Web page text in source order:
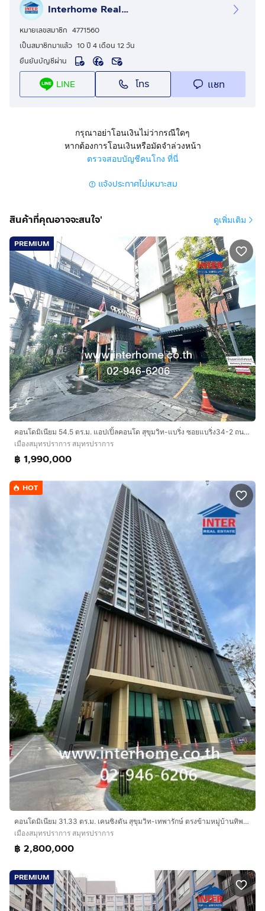
รายละเอียด
ใกล้วัดด่าน ไบเทคบางนา เซ็นทรัลบางนา แม็คโคร บิ๊กซี เทส
โก้โลตัสเอ็กซ์เพรส
กัญญาเฮ้าส์ แมนชั่น 1 (Kanya House Mansion 1) ขาย
คอนโดมิเนียม
สุขุมวิท ถนนด่านสำโรง ตำบลสำโรงเหนือ อำเภอเมือง
สมุทรปราการ จังหวัดสมุทรปราการ
คอนโดติดถนน อยู่ชั้น 2 ห้องมุม ขายถูกมาก
หน้ากว้าง 4 เมตร ลึก 9.5 เมตร โดยประมาณ
ทำเลดีสถานที่ใกล้เคียง :
ใกล้วัดด่าน ไบเทคบางนา เซ็นทรัลบางนา แม็คโคร บิ๊กซี เทส
โก้โลตัสเอ็กซ์เพรส ด่านสำโรง ซีเจซูเปอร์มาร์เก็ต วัดด่าน
สำโรง รร.อนุบาลเทพารักษ์ รร.สิริวุฒิวิทยา รร.มหาภาพ
กระจาดทองอุปถัมภ์ รพ.สำโรงการแพทย์ รพ.มนารมย์ บิ๊กซี
สำโรง อิมพีเรียลเวิลด์ สำโรง
การเดินทางสะดวก :
เข้าออกทางถนนซอยสุขุมวิท 107 และสุขุมวิท113
ตัดผ่านซอยวัดด่านไปสำโรง ถนนสุขุมวิท ถนนด่านสำโรง
ใกล้รถไฟฟ้า สถานีแบริ่ง
รถไฟฟ้า YL22 ทิพวัล
รถไฟฟ้า YL23 สำโรง
รถไฟฟ้า BTS สำโรง
Interhome Realty Estate
www.interhome.co.th
กดเพื่อดูเบอร์โทร xxxxxx206
https://www.interhome.co.th/propertydetail.php?
Interhome Realty Estate
หมายเลขสมาชิก 4771560
เป็นสมาชิกมาแล้ว 10 ปี 4 เดือน 12 วัน
ยืนยันบัญชีผ่าน
LINE โทร แชท
กรุณาอย่าโอนเงินไม่ว่ากรณีใดๆ
หากต้องการโอนเงินหรือมัดจำล่วงหน้า
ตรวจสอบบัญชีคนโกง ที่นี่
แจ้งประกาศไม่เหมาะสม
สินค้าที่คุณอาจจะสนใจ' ดูเพิ่มเติม
PREMIUM
คอนโดมิเนียม 54.5 ตร.ม. แอปเปิ้ลคอนโด สุขุมวิท-แบริ่ง ซอยแบริ่ง34-2 ถนนศรีนครินทร์ ถนนแบริ่ง34-2 เมืองสมุทรปราการ สมุทรปราการ
เมืองสมุทรปราการ สมุทรปราการ
฿ 1,990,000
HOT
คอนโดมิเนียม 31.33 ตร.ม. เคนซิงตัน สุขุมวิท-เทพารักษ์ ตรงข้ามหมู่บ้านทิพวัล ติดถนนเทพารักษ์ ถนนสุขุมวิท เมืองสมุทรปราการ สมุทรปราการ
เมืองสมุทรปราการ สมุทรปราการ
฿ 2,800,000
PREMIUM